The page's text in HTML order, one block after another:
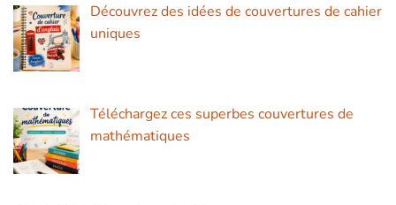
Découvrez des idées de couvertures de cahier
uniques
Téléchargez ces superbes couvertures de
mathématiques